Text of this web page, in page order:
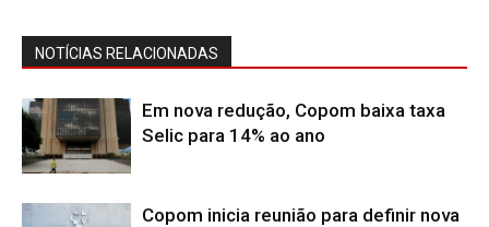
NOTÍCIAS RELACIONADAS
Em nova redução, Copom baixa taxa
Selic para 14% ao ano
Copom inicia reunião para definir nova